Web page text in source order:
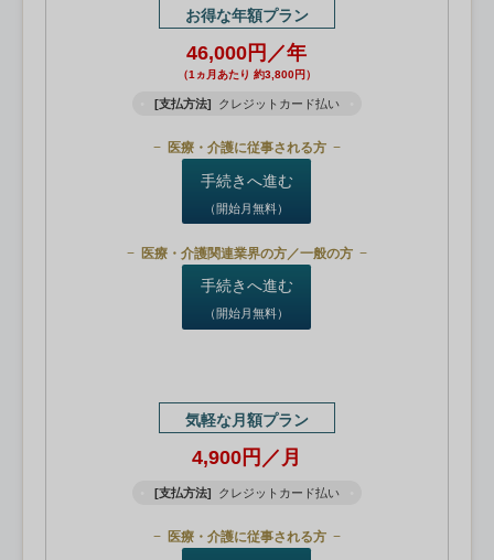
お得な年額プラン
46,000円／年
（1ヵ月あたり 約3,800円）
[支払方法] クレジットカード払い
医療・介護に従事される方
手続きへ進む
（開始月無料）
医療・介護関連業界の方／一般の方
手続きへ進む
（開始月無料）
気軽な月額プラン
4,900円／月
[支払方法] クレジットカード払い
医療・介護に従事される方